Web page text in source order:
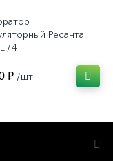
Ресанта
4
₽ /шт